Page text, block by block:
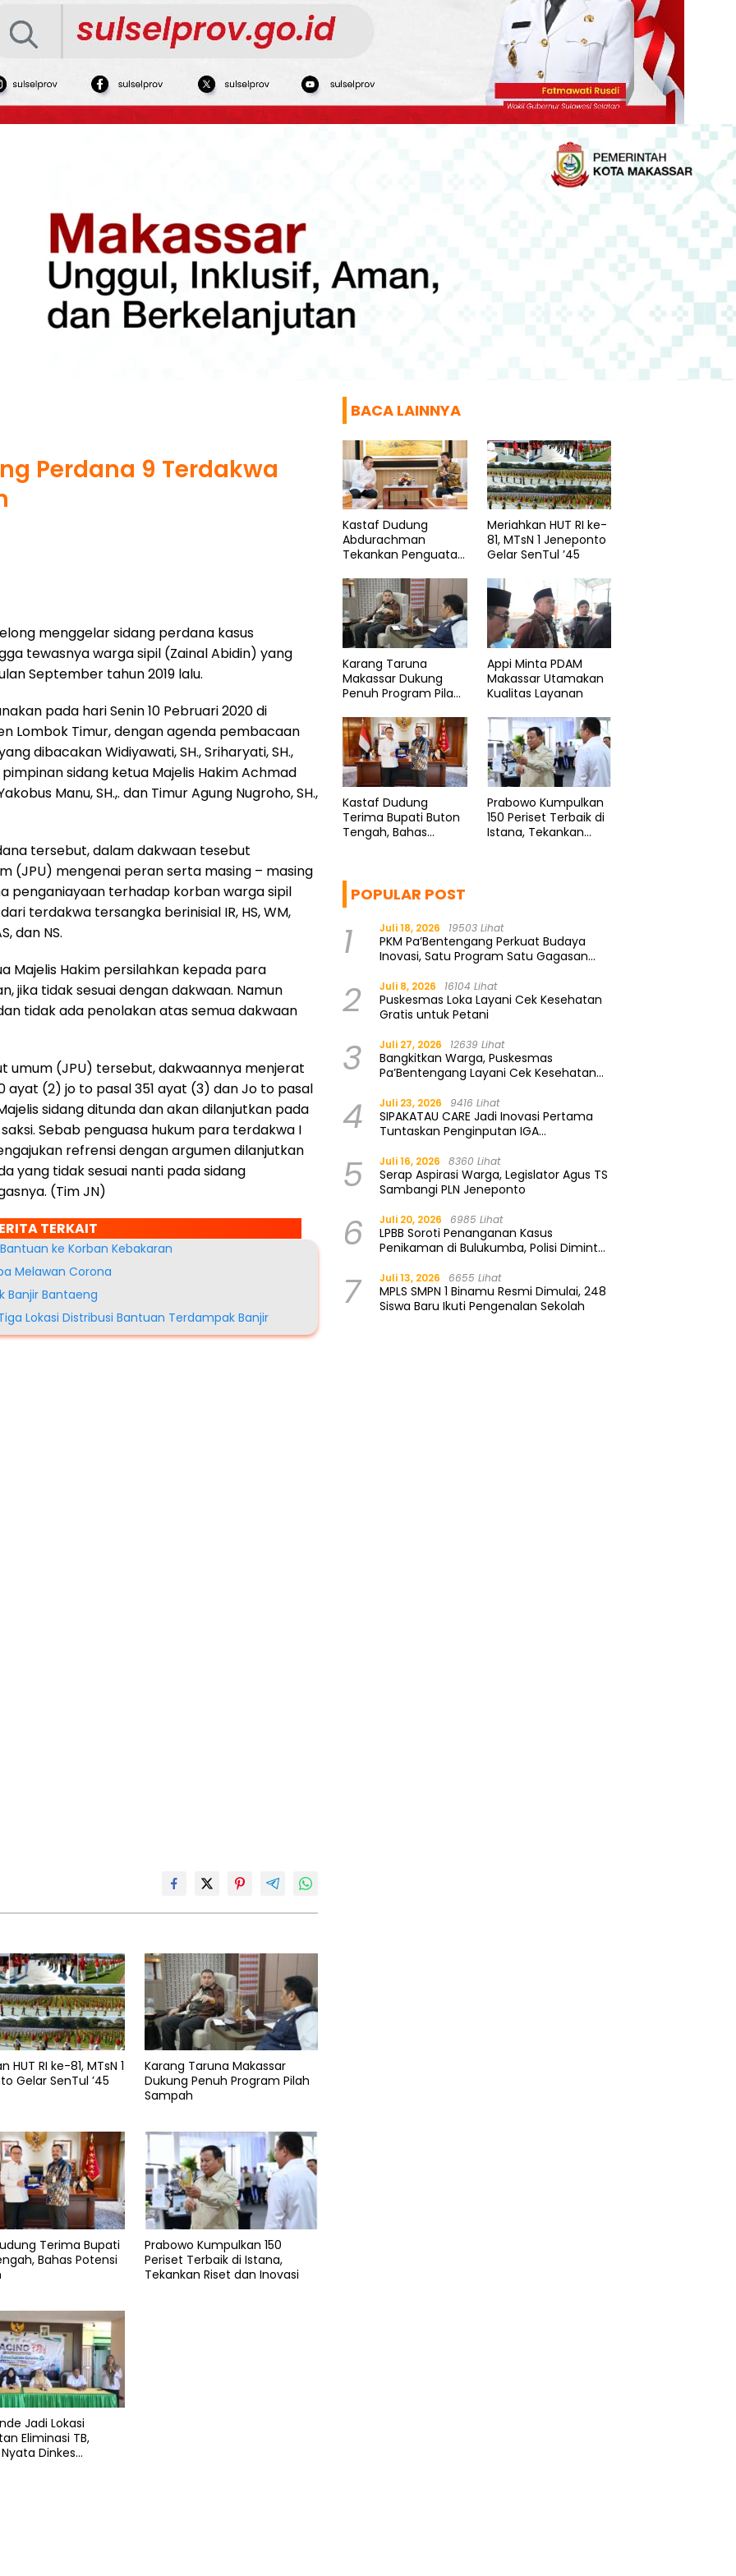
Perdana 9 Terdakwa
menggelar sidang perdana kasus
tewasnya warga sipil (Zainal Abidin) yang
September tahun 2019 lalu.
pada hari Senin 10 Pebruari 2020 di
Lombok Timur, dengan agenda pembacaan
dibacakan Widiyawati, SH., Sriharyati, SH.,
pimpinan sidang ketua Majelis Hakim Achmad
Manu, SH.,. dan Timur Agung Nugroho, SH.,
tersebut, dalam dakwaan tesebut
(JPU) mengenai peran serta masing – masing
penganiayaan terhadap korban warga sipil
terdakwa tersangka berinisial IR, HS, WM,
dan NS.
Majelis Hakim persilahkan kepada para
jika tidak sesuai dengan dakwaan. Namun
tidak ada penolakan atas semua dakwaan
umum (JPU) tersebut, dakwaannya menjerat
ayat (2) jo to pasal 351 ayat (3) dan Jo to pasal
sidang ditunda dan akan dilanjutkan pada
Sebab penguasa hukum para terdakwa I
refrensi dengan argumen dilanjutkan
yang tidak sesuai nanti pada sidang
(Tim JN)
TERKAIT
ke Korban Kebakaran
Melawan Corona
Banjir Bantaeng
Lokasi Distribusi Bantuan Terdampak Banjir
HUT RI ke-81, MTsN 1
Gelar SenTul ’45
Karang Taruna Makassar
Dukung Penuh Program Pilah
Sampah
Terima Bupati
Bahas Potensi
Prabowo Kumpulkan 150
Periset Terbaik di Istana,
Tekankan Riset dan Inovasi
Jadi Lokasi
Eliminasi TB,
Dinkes
BACA LAINNYA
Kastaf Dudung
Abdurachman
Tekankan Penguatan
Meriahkan HUT RI ke-
81, MTsN 1 Jeneponto
Gelar SenTul ’45
Karang Taruna
Makassar Dukung
Penuh Program Pilah
Appi Minta PDAM
Makassar Utamakan
Kualitas Layanan
Kastaf Dudung
Terima Bupati Buton
Tengah, Bahas
Prabowo Kumpulkan
150 Periset Terbaik di
Istana, Tekankan
POPULAR POST
1 Juli 18, 2026 19503 Lihat
PKM Pa’Bentengang Perkuat Budaya
Inovasi, Satu Program Satu Gagasan
2 Juli 8, 2026 16104 Lihat
Puskesmas Loka Layani Cek Kesehatan
Gratis untuk Petani
3 Juli 27, 2026 12639 Lihat
Bangkitkan Warga, Puskesmas
Pa’Bentengang Layani Cek Kesehatan
4 Juli 23, 2026 9416 Lihat
SIPAKATAU CARE Jadi Inovasi Pertama
Tuntaskan Penginputan IGA
5 Juli 16, 2026 8360 Lihat
Serap Aspirasi Warga, Legislator Agus TS
Sambangi PLN Jeneponto
6 Juli 20, 2026 6985 Lihat
LPBB Soroti Penanganan Kasus
Penikaman di Bulukumba, Polisi Diminta
7 Juli 13, 2026 6655 Lihat
MPLS SMPN 1 Binamu Resmi Dimulai, 248
Siswa Baru Ikuti Pengenalan Sekolah